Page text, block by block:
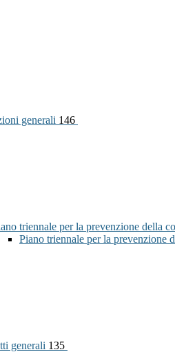
generali 146
triennale per la prevenzione della
Piano triennale per la prevenzione
generali 135